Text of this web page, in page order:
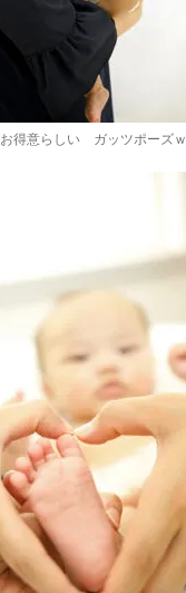
お得意らしい ガッツポーズｗ